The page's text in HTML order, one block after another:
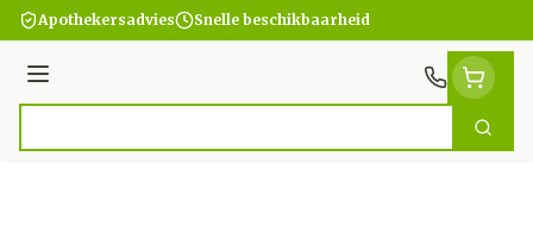
Ga naar de inhoud
Apothekersadvies Snelle beschikbaarheid
Menu
Zoek